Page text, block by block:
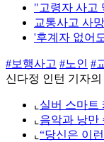
"고령자 사고
교통사고 사
'후계자 없어
#보행사고 #노인 #
신다정 인턴 기자
⌞ 실버 스마트
⌞ 음악과 낭만
⌞ “당신은 이